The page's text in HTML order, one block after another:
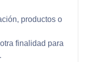
productos o
finalidad para